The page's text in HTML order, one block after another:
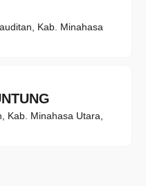
Kab. Minahasa
Kab. Minahasa Utara,